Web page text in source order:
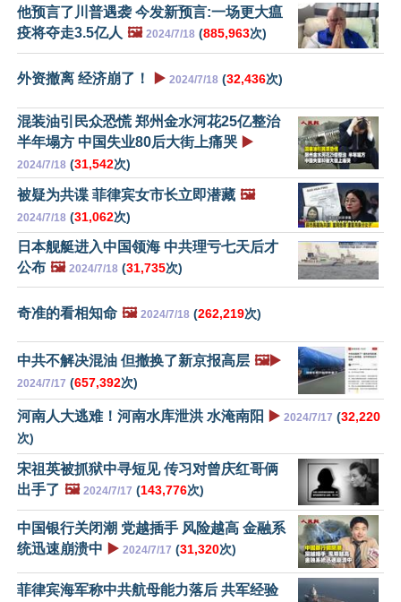
他预言了川普遇袭 今发新预言:一场更大瘟
疫将夺走3.5亿人 🖼️ 2024/7/18 (885,963次)
外资撤离 经济崩了！ ▶️ 2024/7/18 (32,436次)
混装油引民众恐慌 郑州金水河花25亿整治
半年塌方 中国失业80后大街上痛哭 ▶️
2024/7/18 (31,542次)
被疑为共谍 菲律宾女市长立即潜藏 🖼️
2024/7/18 (31,062次)
日本舰艇进入中国领海 中共理亏七天后才
公布 🖼️ 2024/7/18 (31,735次)
奇准的看相知命 🖼️ 2024/7/18 (262,219次)
中共不解决混油 但撤换了新京报高层 🖼️▶️
2024/7/17 (657,392次)
河南人大逃难！河南水库泄洪 水淹南阳 ▶️ 2024/7/17 (32,220
次)
宋祖英被抓狱中寻短见 传习对曾庆红哥俩
出手了 🖼️ 2024/7/17 (143,776次)
中国银行关闭潮 党越插手 风险越高 金融系
统迅速崩溃中 ▶️ 2024/7/17 (31,320次)
菲律宾海军称中共航母能力落后 共军经验